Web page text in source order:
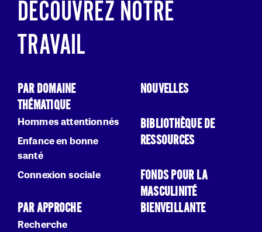
DÉCOUVREZ NOTRE
TRAVAIL
PAR DOMAINE
THÉMATIQUE
Hommes attentionnés
Enfance en bonne
santé
Connexion sociale
PAR APPROCHE
Recherche
NOUVELLES
BIBLIOTHÈQUE DE
RESSOURCES
FONDS POUR LA
MASCULINITÉ
BIENVEILLANTE